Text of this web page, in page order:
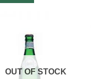
OUT OF STOCK